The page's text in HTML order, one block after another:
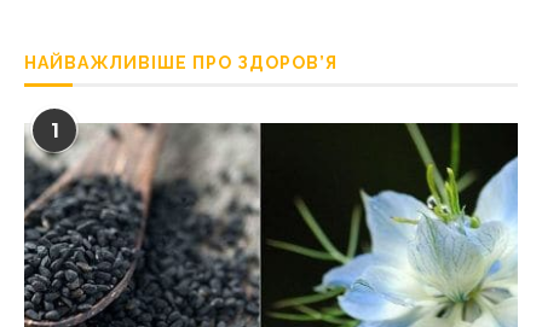
НАЙВАЖЛИВІШЕ ПРО ЗДОРОВ’Я
1